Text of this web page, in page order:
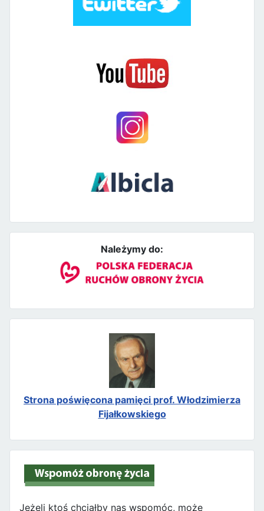
Należymy do:
Strona poświęcona pamięci prof. Włodzimierza
Fijałkowskiego
Jeżeli ktoś chciałby nas wspomóc, może